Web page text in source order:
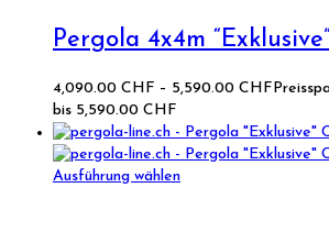
Pergola 4x4m “Exklusive”
4,090.00 CHF – 5,590.00 CHF
bis 5,590.00 CHF
Ausführung wählen